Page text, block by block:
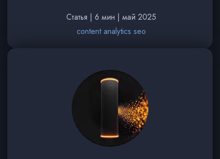
Статья | 6 мин | май 2025
content analytics seo